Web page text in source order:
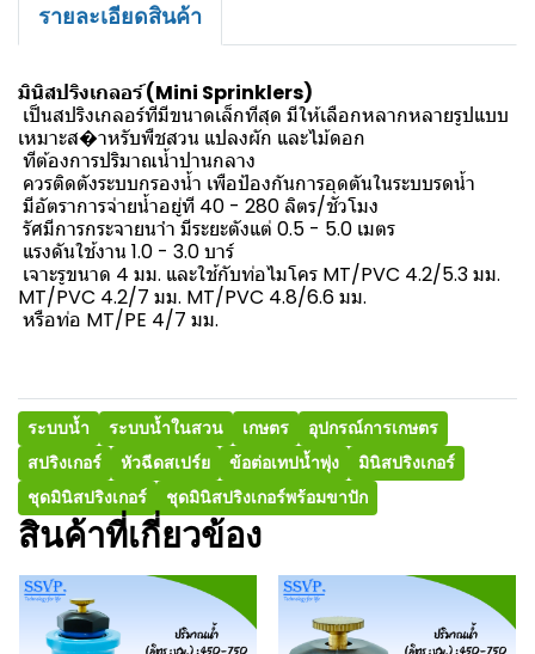
รายละเอียดสินค้า
มินิสปริงเกลอร์ (Mini Sprinklers)
เป็นสปริงเกลอร์ทีมีขนาดเล็กทีสุด มีให้เลือกหลากหลายรูปแบบ
เหมาะส�าหรับพืชสวน แปลงผัก และไม้ดอก
ทีต้องการปริมาณน้ำปานกลาง
ควรติดตังระบบกรองน้ำ เพือป้องกันการอุดตันในระบบรดน้ำ
มีอัตราการจ่ายน้ำอยู่ที 40 - 280 ลิตร/ชัวโมง
รัศมีการกระจายนาำ มีระยะตังแต่ 0.5 - 5.0 เมตร
แรงดันใช้งาน 1.0 - 3.0 บาร์
เจาะรูขนาด 4 มม. และใช้กับท่อไมโคร MT/PVC 4.2/5.3 มม.
MT/PVC 4.2/7 มม. MT/PVC 4.8/6.6 มม.
หรือท่อ MT/PE 4/7 มม.
ระบบน้ำ ระบบน้ำในสวน เกษตร
อุปกรณ์การเกษตร
สปริงเกอร์
หัวฉีดสเปร์ย ข้อต่อเทปน้ำพุ่ง
มินิสปริงเกอร์
ชุดมินิสปริงเกอร์
ชุดมินิสปริงเกอร์พร้อมขาปัก
สินค้าที่เกี่ยวข้อง